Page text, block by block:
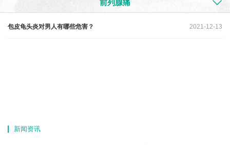
前列腺痛
包皮龟头炎对男人有哪些危害？ 2021-12-13
新闻资讯